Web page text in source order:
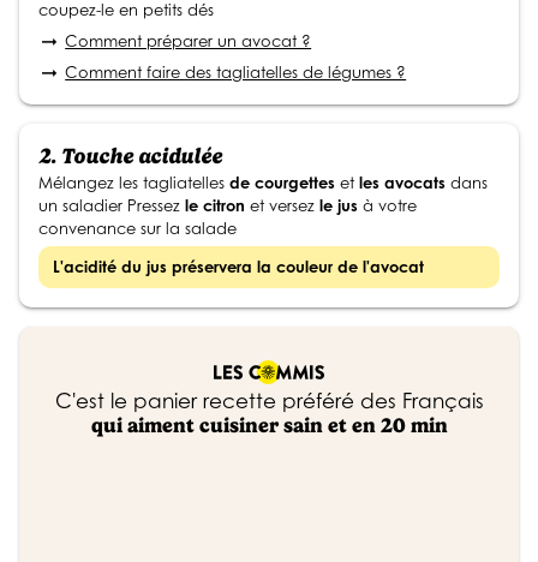
coupez-le en petits dés
arrow_right_alt Comment préparer un avocat ?
arrow_right_alt Comment faire des tagliatelles de légumes ?
2. Touche acidulée
Mélangez les tagliatelles de courgettes et les avocats dans
un saladier Pressez le citron et versez le jus à votre
convenance sur la salade
L'acidité du jus préservera la couleur de l'avocat
C'est le panier recette préféré des Français
qui aiment cuisiner sain et en 20 min